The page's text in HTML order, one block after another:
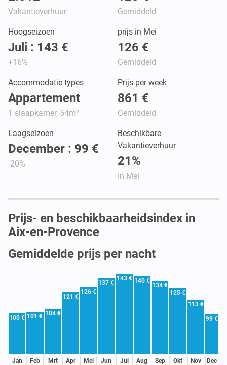
Vakantieverhuur Gemiddeld
Hoogseizoen
Juli : 143 €
+16%
prijs in Mei
126 €
Gemiddeld
Accommodatie types
Appartement
1 slaapkamer, 54m²
Prijs per week
861 €
Gemiddeld
Laagseizoen
December : 99 €
-20%
Beschikbare
Vakantieverhuur
21%
In Mei
Prijs- en beschikbaarheidsindex in
Aix-en-Provence
Gemiddelde prijs per nacht
100 €
Jan
101 €
Feb
104 €
Mrt
121 €
Apr
126 €
Mei
137 €
Jun
143 €
Jul
140 €
Aug
134 €
Sep
125 €
Okt
113 €
Nov
99 €
Dec